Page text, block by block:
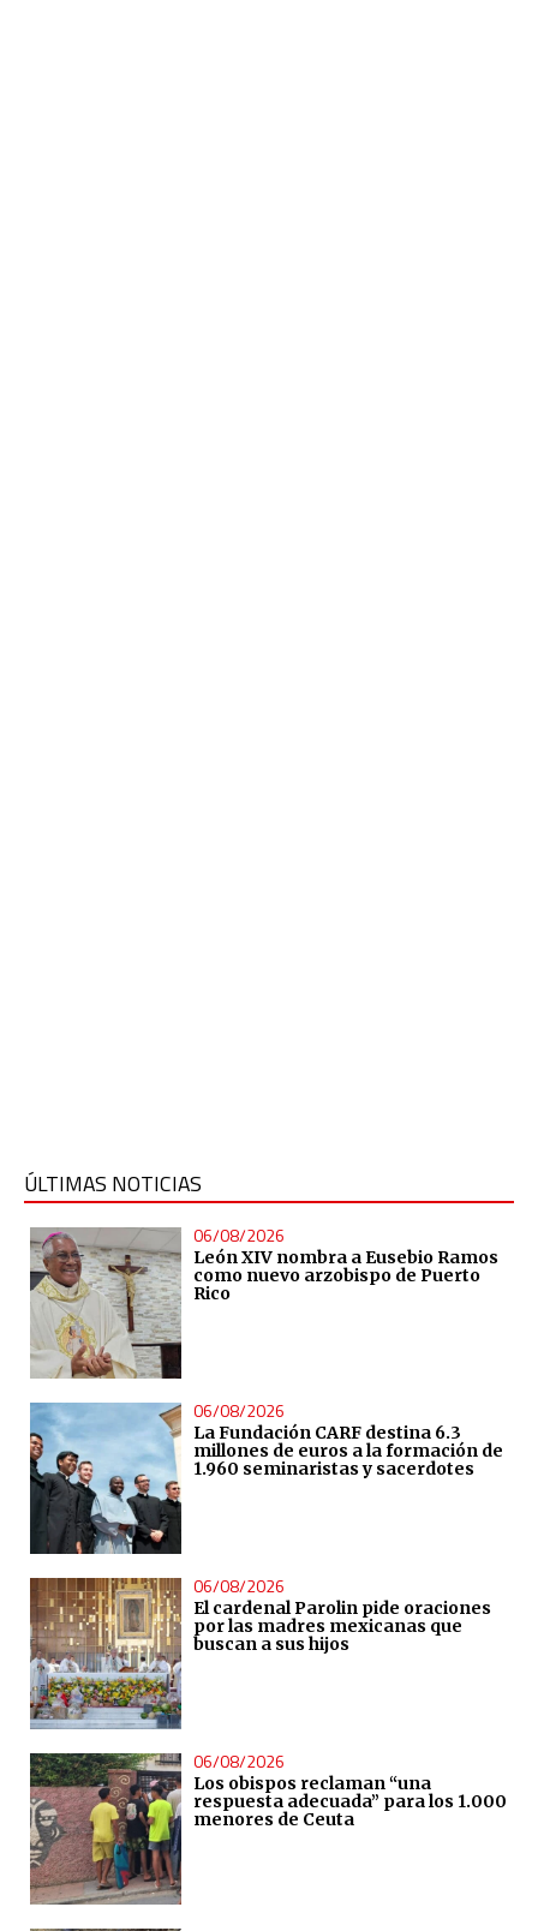
ÚLTIMAS NOTICIAS
06/08/2026
León XIV nombra a Eusebio Ramos
como nuevo arzobispo de Puerto
Rico
06/08/2026
La Fundación CARF destina 6.3
millones de euros a la formación de
1.960 seminaristas y sacerdotes
06/08/2026
El cardenal Parolin pide oraciones
por las madres mexicanas que
buscan a sus hijos
06/08/2026
Los obispos reclaman “una
respuesta adecuada” para los 1.000
menores de Ceuta